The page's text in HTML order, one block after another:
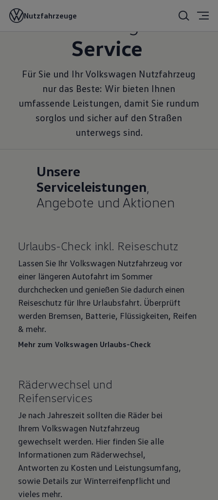
NutzfahrzeugeVolkswagen
Service
Für Sie und Ihr Volkswagen Nutzfahrzeug
nur das Beste: Wir bieten Ihnen
umfassende Leistungen, damit Sie rundum
sorglos und sicher auf den Straßen
unterwegs sind.
Unsere
Serviceleistungen
Angebote und Aktionen
Urlaubs-Check inkl. Reiseschutz
Lassen Sie Ihr Volkswagen Nutzfahrzeug vor
einer längeren Autofahrt im Sommer
durchchecken und genießen Sie dadurch einen
Reiseschutz für Ihre Urlaubsfahrt. Überprüft
werden Bremsen, Batterie, Flüssigkeiten, Reifen
& mehr.
Mehr zum Volkswagen Urlaubs-Check
Räderwechsel und
Reifenservices
Je nach Jahreszeit sollten die Räder bei
Ihrem Volkswagen Nutzfahrzeug
gewechselt werden. Hier finden Sie alle
Informationen zum Räderwechsel,
Antworten zu Kosten und Leistungsumfang,
sowie Details zur Winterreifenpflicht und
vieles mehr.